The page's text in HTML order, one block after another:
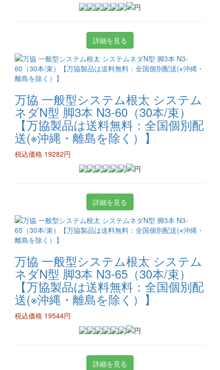
詳細を見る
万協 一般型システム根太 システム
ネダN型 脚3本 N3-60（30本/束）
【万協製品は送料無料：全国個別配
送(※沖縄・離島を除く）】
税込価格 19282円
詳細を見る
万協 一般型システム根太 システム
ネダN型 脚3本 N3-65（30本/束）
【万協製品は送料無料：全国個別配
送(※沖縄・離島を除く）】
税込価格 19544円
詳細を見る